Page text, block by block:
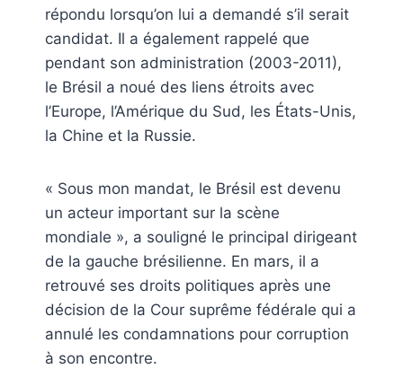
répondu lorsqu’on lui a demandé s’il serait
candidat. Il a également rappelé que
pendant son administration (2003-2011),
le Brésil a noué des liens étroits avec
l’Europe, l’Amérique du Sud, les États-Unis,
la Chine et la Russie.
« Sous mon mandat, le Brésil est devenu
un acteur important sur la scène
mondiale », a souligné le principal dirigeant
de la gauche brésilienne. En mars, il a
retrouvé ses droits politiques après une
décision de la Cour suprême fédérale qui a
annulé les condamnations pour corruption
à son encontre.